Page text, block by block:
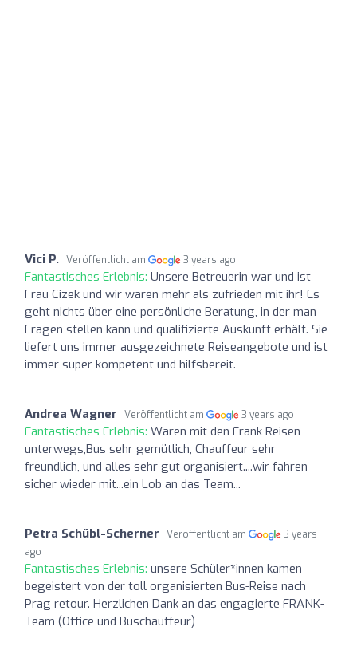
Vici P. Veröffentlicht am 3 years ago
Fantastisches Erlebnis: Unsere Betreuerin war und ist
Frau Cizek und wir waren mehr als zufrieden mit ihr! Es
geht nichts über eine persönliche Beratung, in der man
Fragen stellen kann und qualifizierte Auskunft erhält. Sie
liefert uns immer ausgezeichnete Reiseangebote und ist
immer super kompetent und hilfsbereit.
Andrea Wagner Veröffentlicht am 3 years ago
Fantastisches Erlebnis: Waren mit den Frank Reisen
unterwegs,Bus sehr gemütlich, Chauffeur sehr
freundlich, und alles sehr gut organisiert....wir fahren
sicher wieder mit...ein Lob an das Team...
Petra Schübl-Scherner Veröffentlicht am
3 years
ago
Fantastisches Erlebnis: unsere Schüler*innen kamen
begeistert von der toll organisierten Bus-Reise nach
Prag retour. Herzlichen Dank an das engagierte FRANK-
Team (Office und Buschauffeur)